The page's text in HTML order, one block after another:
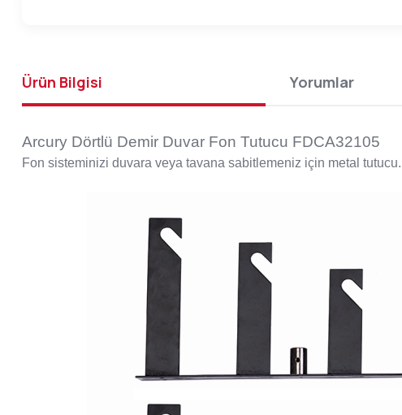
Ürün Bilgisi Yorumlar
Arcury Dörtlü Demir Duvar Fon Tutucu FDCA32105
Fon sisteminizi duvara veya tavana sabitlemeniz için metal tutucu.